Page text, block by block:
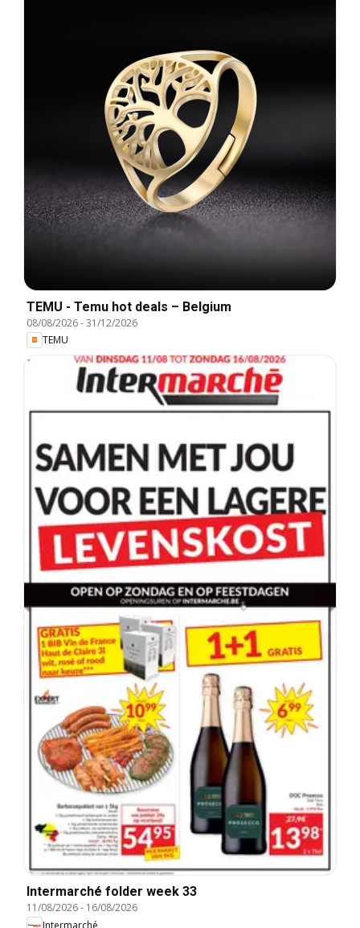
TEMU - Temu hot deals – Belgium
08/08/2026-31/12/2026
TEMU
Intermarché folder week 33
11/08/2026- 16/08/2026
Intermarché